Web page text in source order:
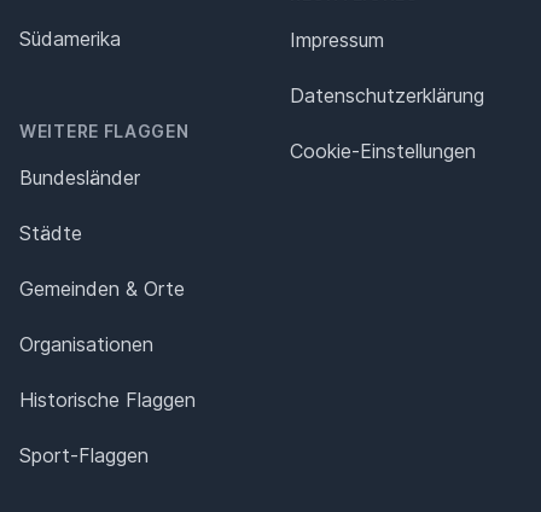
Südamerika
WEITERE FLAGGEN
Bundesländer
Städte
Gemeinden & Orte
Organisationen
Historische Flaggen
Sport-Flaggen
Impressum
Datenschutz­erklärung
Cookie-Einstellungen